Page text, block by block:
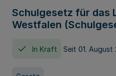
Schulgesetz für das
Westfalen
In Kraft Seit 01. August